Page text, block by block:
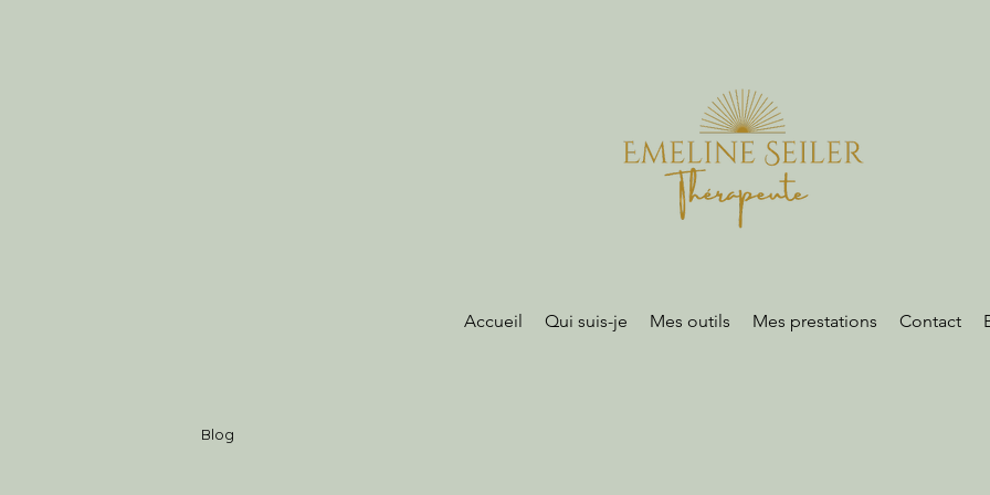
Accueil Qui suis-je Mes outils Mes prestations Contact
Blog